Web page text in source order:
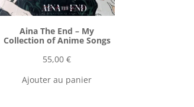
Aina The End ‎– My
Collection of Anime Songs
55,00€
Ajouter au panier